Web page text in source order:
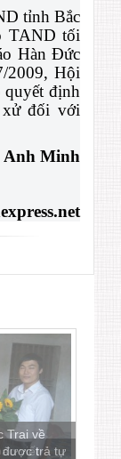
tỉnh Bắc
TAND tối
Hàn Đức
2009, Hội
quyết định
xử đối với
Anh Minh
viết
Trai về
được trả tự